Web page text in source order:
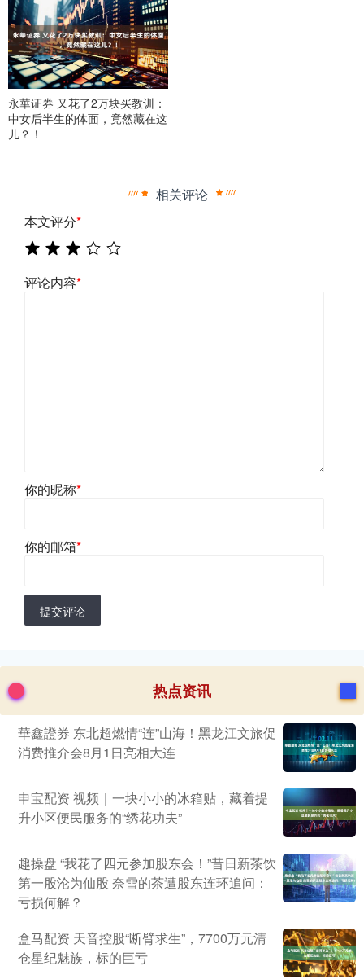
永華证券 又花了2万块买教训：
中女后半生的体面，竟然藏在这
儿？！
相关评论
本文评分*
评论内容*
你的昵称*
你的邮箱*
提交评论
热点资讯
華鑫證券 东北超燃情“连”山海！黑龙江文旅促
消费推介会8月1日亮相大连
申宝配资 视频｜一块小小的冰箱贴，藏着提
升小区便民服务的“绣花功夫”
趣操盘 “我花了四元参加股东会！”昔日新茶饮
第一股沦为仙股 奈雪的茶遭股东连环追问：
亏损何解？
盒马配资 天音控股“断臂求生”，7700万元清
仓星纪魅族，标的巨亏